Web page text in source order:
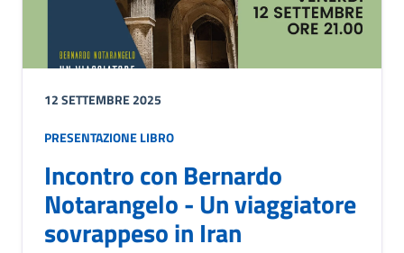
12 SETTEMBRE 2025
PRESENTAZIONE LIBRO
Incontro con Bernardo
Notarangelo - Un viaggiatore
sovrappeso in Iran